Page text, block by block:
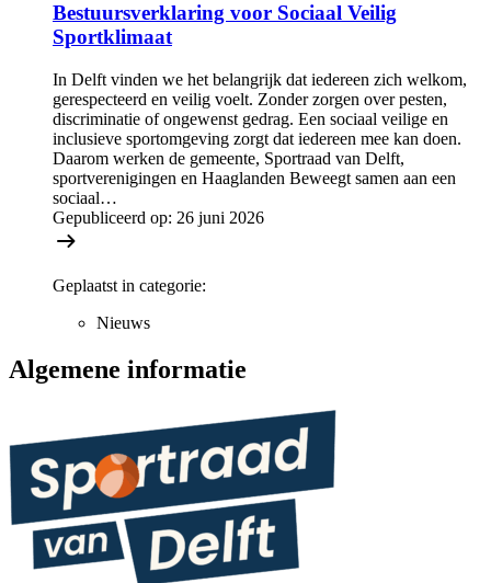
Bestuursverklaring voor Sociaal Veilig
Sportklimaat
In Delft vinden we het belangrijk dat iedereen zich welkom,
gerespecteerd en veilig voelt. Zonder zorgen over pesten,
discriminatie of ongewenst gedrag. Een sociaal veilige en
inclusieve sportomgeving zorgt dat iedereen mee kan doen.
Daarom werken de gemeente, Sportraad van Delft,
sportverenigingen en Haaglanden Beweegt samen aan een
sociaal…
Gepubliceerd op: 26 juni 2026
Geplaatst in categorie:
Nieuws
Algemene informatie